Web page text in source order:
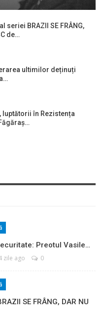
seriei BRAZII SE FRÂNG,
de…
ultimilor deținuți
luptătorii în Rezistența
Preotul Vasile…
zile ago 0
SE FRÂNG, DAR NU